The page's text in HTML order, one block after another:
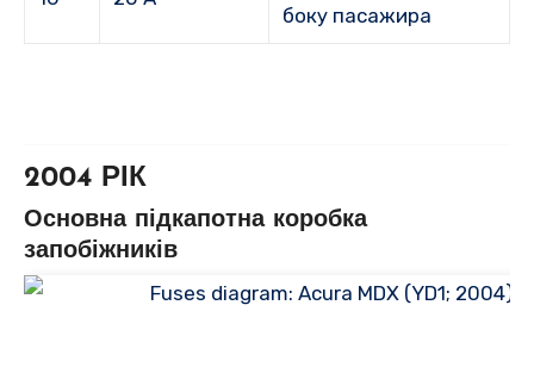
боку пасажира
2004 РІК
Основна підкапотна коробка
запобіжників